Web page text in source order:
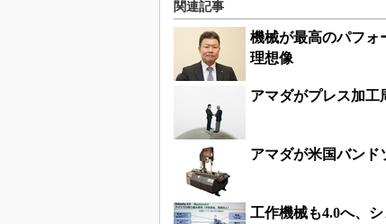
関連記事
機械が最高のパフォ
理想像
アマダがプレス加工
アマダが米国バンド
工作機械も4.0へ、